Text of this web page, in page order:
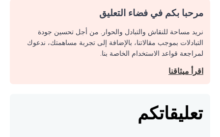
مرحبا بكم في فضاء التعليق
نريد مساحة للنقاش والتبادل والحوار. من أجل تحسين جودة
التبادلات بموجب مقالاتنا، بالإضافة إلى تجربة مساهمتك، ندعوك
لمراجعة قواعد الاستخدام الخاصة بنا.
اقرأ ميثاقنا
تعليقاتكم